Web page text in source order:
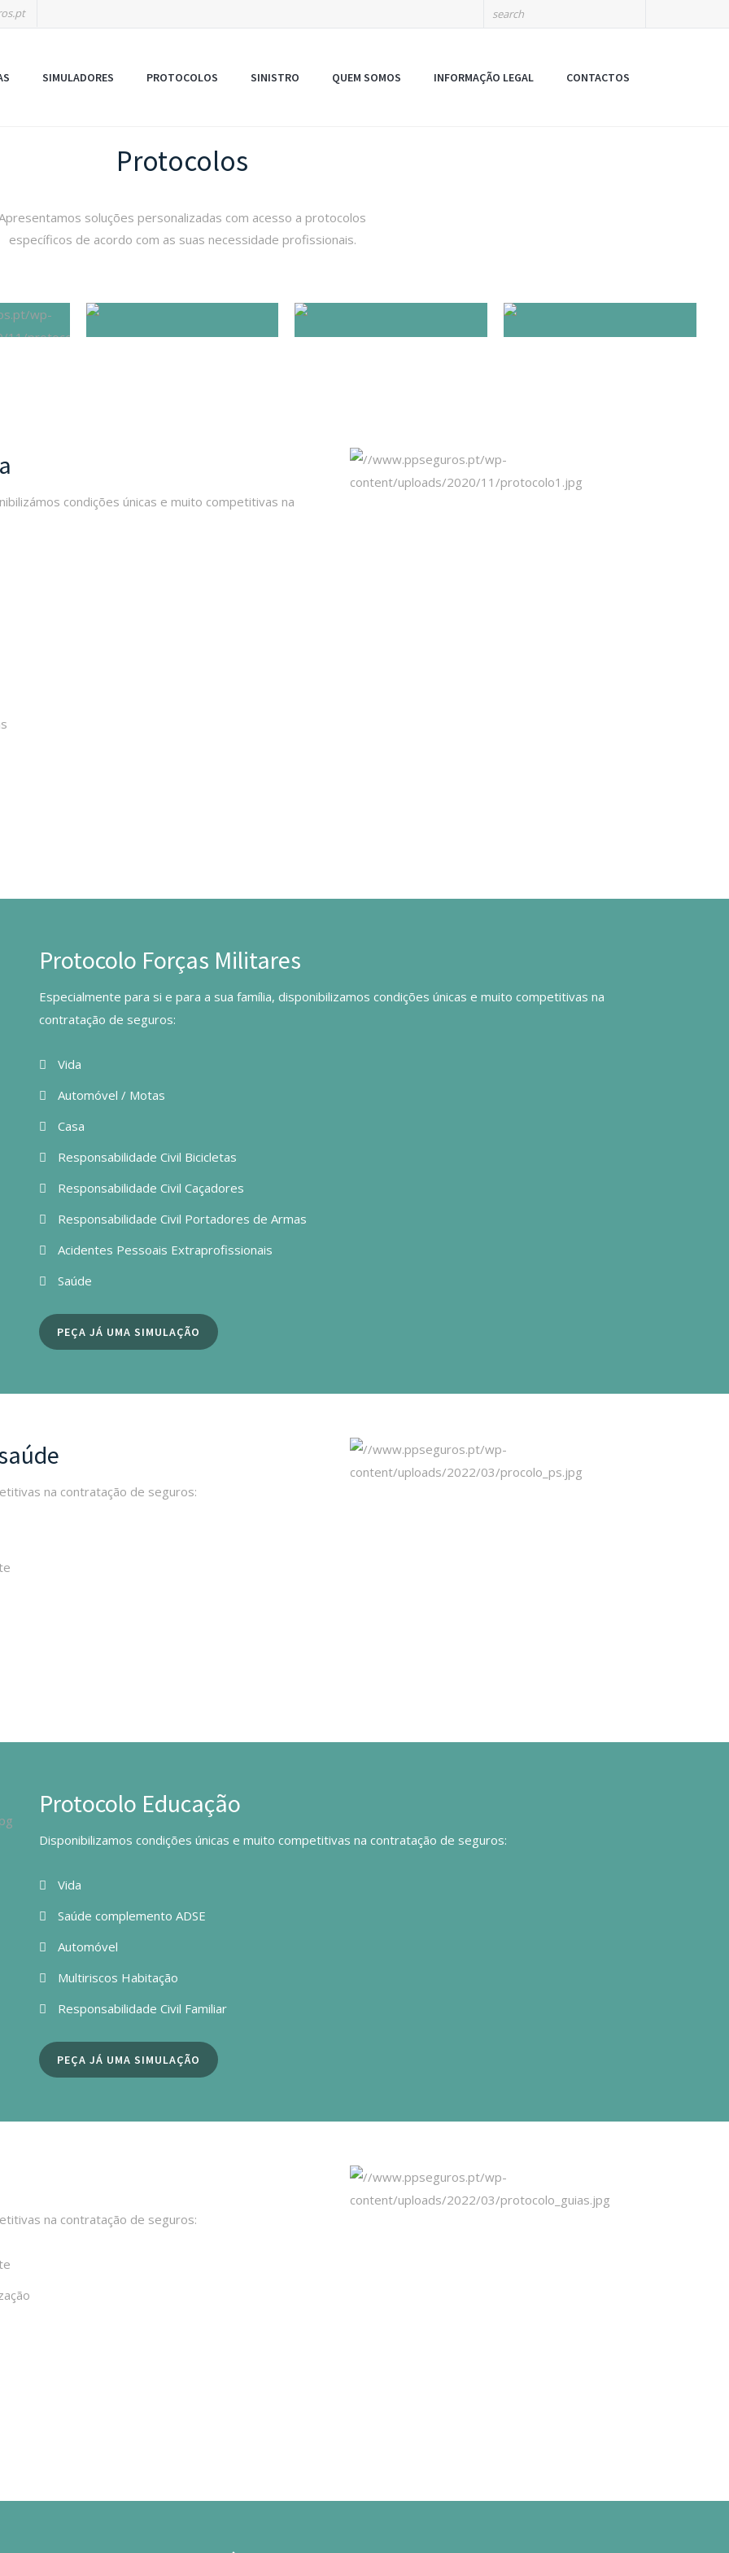
SIMULADORES PROTOCOLOS SINISTRO QUEM SOMOS INFORMAÇÃO LEGAL CONTACTOS
Protocolos
soluções personalizadas com acesso a protocolos
específicos de acordo com as suas necessidade profissionais.
condições únicas e muito competitivas na
Protocolo Forças Militares
Especialmente para si e para a sua família, disponibilizamos condições únicas e muito competitivas na
contratação de seguros:
Vida
Automóvel / Motas
Casa
Responsabilidade Civil Bicicletas
Responsabilidade Civil Caçadores
Responsabilidade Civil Portadores de Armas
Acidentes Pessoais Extraprofissionais
Saúde
PEÇA JÁ UMA SIMULAÇÃO
na contratação de seguros:
Protocolo Educação
Disponibilizamos condições únicas e muito competitivas na contratação de seguros:
Vida
Saúde complemento ADSE
Automóvel
Multiriscos Habitação
Responsabilidade Civil Familiar
PEÇA JÁ UMA SIMULAÇÃO
na contratação de seguros: